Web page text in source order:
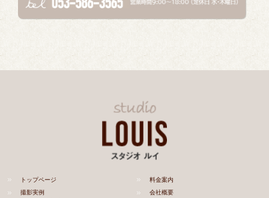
トップページ
撮影実例
料金案内
会社概要